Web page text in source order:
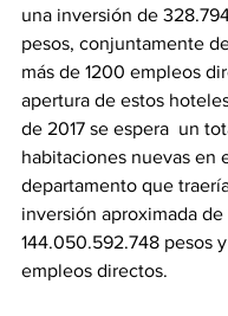
una inversión de
pesos, conjuntamente
más de 1200 empleos
apertura de estos
de 2017 se espera  un
habitaciones nuevas en
departamento que
inversión aproximada de
144.050.592.748 pesos
empleos directos.